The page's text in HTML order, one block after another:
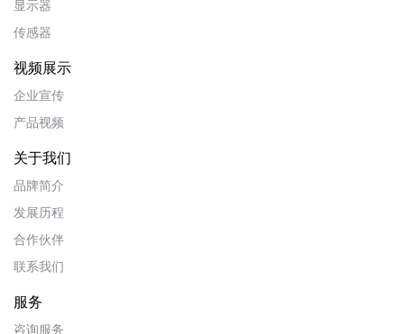
显示器
传感器
视频展示
企业宣传
产品视频
关于我们
品牌简介
发展历程
合作伙伴
联系我们
服务
咨询服务